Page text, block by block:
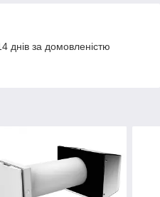
днів за домовленістю